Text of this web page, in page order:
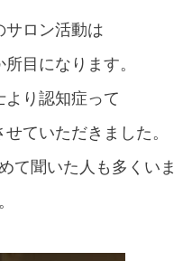
サロン活動は
目になります。
より認知症って
ていただきました。
て聞いた人も多くいま